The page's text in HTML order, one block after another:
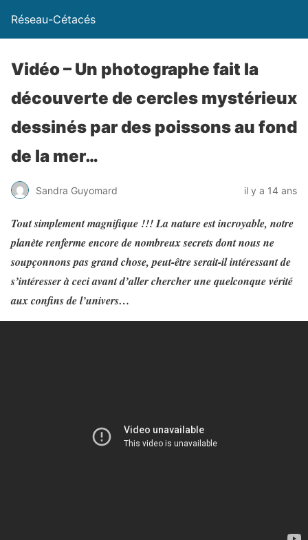
Réseau-Cétacés
Vidéo – Un photographe fait la
découverte de cercles mystérieux
dessinés par des poissons au fond
de la mer…
Sandra Guyomard il y a 14 ans
Tout simplement magnifique !!! La nature est incroyable, notre
planète renferme encore de nombreux secrets dont nous ne
soupçonnons pas grand chose, peut-être serait-il intéressant de
s’intéresser à ceci avant d’aller chercher une quelconque vérité
aux confins de l’univers…